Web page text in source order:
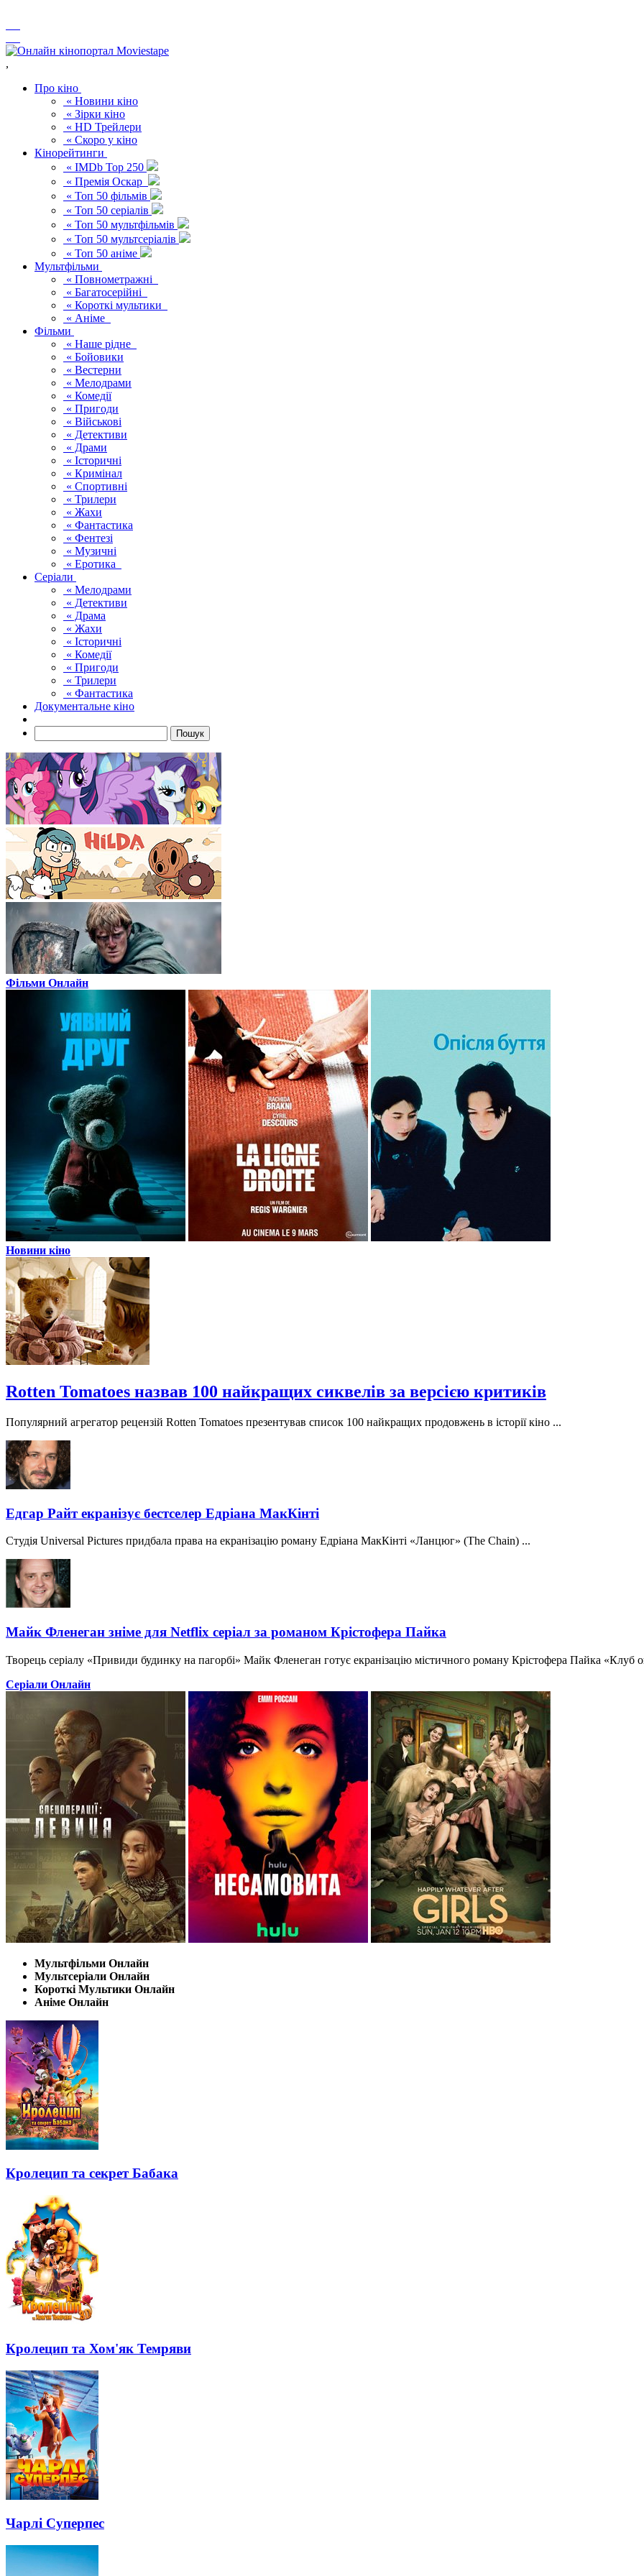
,
Про кіно
« Новини кіно
« Зірки кіно
« HD Трейлери
« Скоро у кіно
Кінорейтинги
« IMDb Top 250
« Премія Оскар
« Топ 50 фільмів
« Топ 50 серіалів
« Топ 50 мультфільмів
« Топ 50 мультсеріалів
« Топ 50 аніме
Мультфільми
« Повнометражні
« Багатосерійні
« Короткі мультики
« Аніме
Фільми
« Наше рідне
« Бойовики
« Вестерни
« Мелодрами
« Комедії
« Пригоди
« Військові
« Детективи
« Драми
« Історичні
« Кримінал
« Спортивні
« Трилери
« Жахи
« Фантастика
« Фентезі
« Музичні
« Еротика
Серіали
« Мелодрами
« Детективи
« Драма
« Жахи
« Історичні
« Комедії
« Пригоди
« Трилери
« Фантастика
Документальне кіно
Пошук
Фільми Онлайн
Новини кіно
Rotten Tomatoes назвав 100 найкращих сиквелів за версією критиків
Популярний агрегатор рецензій Rotten Tomatoes презентував список 100 найкращих продовжень в історії кіно ...
Едгар Райт екранізує бестселер Едріана МакКінті
Студія Universal Pictures придбала права на екранізацію роману Едріана МакКінті «Ланцюг» (The Chain) ...
Майк Фленеган зніме для Netflix серіал за романом Крістофера Пайка
Творець серіалу «Привиди будинку на пагорбі» Майк Фленеган готує екранізацію містичного роману Крістофера Пайка «Клуб
Серіали Онлайн
Мультфільми Онлайн
Мультсеріали Онлайн
Короткі Мультики Онлайн
Аніме Онлайн
Кролецип та секрет Бабака
Кролецип та Хом'як Темряви
Чарлі Суперпес